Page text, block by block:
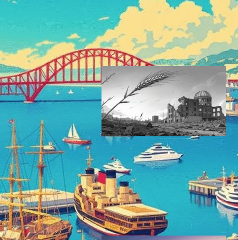
「なんもしない日」ー社会の
変革が生んだ新時代の働き方
テクノロジーと社会ニュース
今日は何の日
2026年6月3日0:50
6月4日【今日は何の日？】
「はだしのゲン、週刊少年ジ
ャンプで連載開始」ー戦後描
写からテクノロジーの歩みを
考察
テクノロジーと社会ニュース
今日は何の日
2026年6月4日0:03